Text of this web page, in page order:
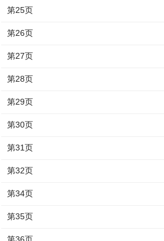
第25页
第26页
第27页
第28页
第29页
第30页
第31页
第32页
第34页
第35页